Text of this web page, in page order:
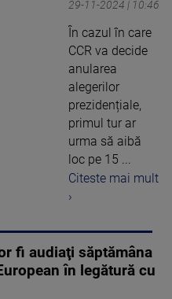
29-11-2024 | 10:46
În cazul în care
CCR va decide
anularea
alegerilor
prezidențiale,
primul tur ar
urma să aibă
loc pe 15 ...
Citeste mai mult
›
fi audiaţi săptămâna
în legătură cu